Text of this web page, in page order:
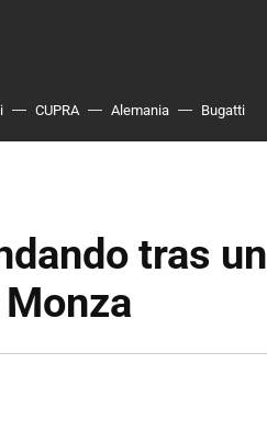
CUPRA Alemania Bugatti
tras un